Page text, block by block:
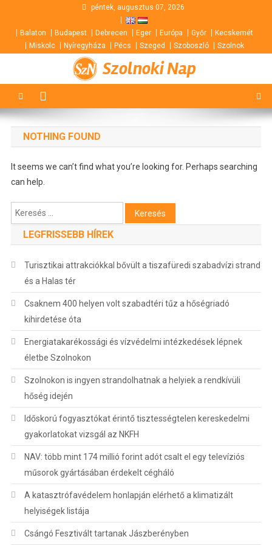
content
péntek, augusztus 07, 2026
Balaton Budapest Debrecen Eger Európa Győr
Kecskemét
Miskolc
Nyíregyháza Pécs Szeged Szoboszló Szolnok
Szolnoki Nap
NOTHING FOUND
It seems we can’t find what you’re looking for. Perhaps searching
can help.
Keresés:
LEGFRISSEBB HÍREK
Turisztikai attrakciókkal bővült a tiszafüredi szabadvízi strand
és a Halas tér
Csaknem 400 helyen volt szabadtéri tűz a hőségriadó
kihirdetése óta
Energiatakarékossági és vízvédelmi intézkedések lépnek
életbe Szolnokon
Szolnokon is ingyen strandolhatnak a helyiek a rendkívüli
hőség idején
Időskorú fogyasztókat érintő tisztességtelen kereskedelmi
gyakorlatokat vizsgál az NKFH
NAV: több mint 174 millió forint adót csalt el egy televíziós
műsorok gyártásában érdekelt cégháló
A katasztrófavédelem honlapján elérhető a klimatizált
helyiségek listája
Csángó Fesztivált tartanak Jászberényben